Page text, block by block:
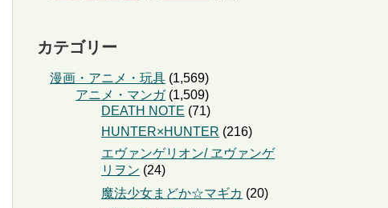
カテゴリー
漫画・アニメ・玩具 (1,569)
アニメ・マンガ(1,509)
DEATH NOTE (71)
HUNTER×HUNTER (216)
エヴァンゲリオン/ ヱヴァンゲ
リヲン (24)
魔法少女まどか☆マギカ (20)